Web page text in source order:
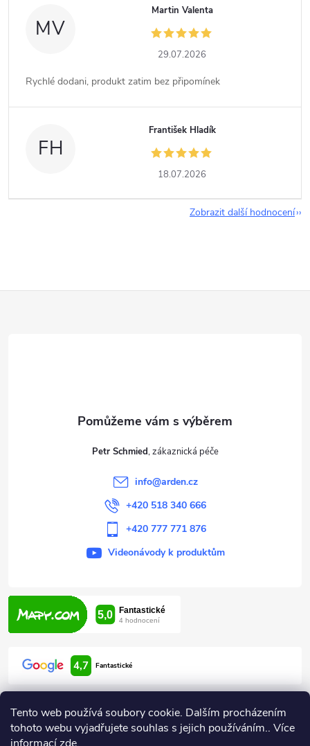
Tento web používá soubory cookie. Dalším procházením
tohoto webu vyjadřujete souhlas s jejich používáním.. Více
MV
Martin Valenta
29.07.2026
Rychlé dodani, produkt zatim bez připomínek
FH
František Hladík
18.07.2026
Zobrazit další hodnocení
Petr Schmied
info@arden.cz
+420 518 340 666
+420 777 771 876
Videonávody k produktům
4,7 Fantastické